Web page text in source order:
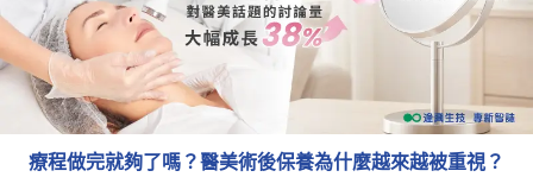
療程做完就夠了嗎？醫美術後保養為什麼越來越被重視？